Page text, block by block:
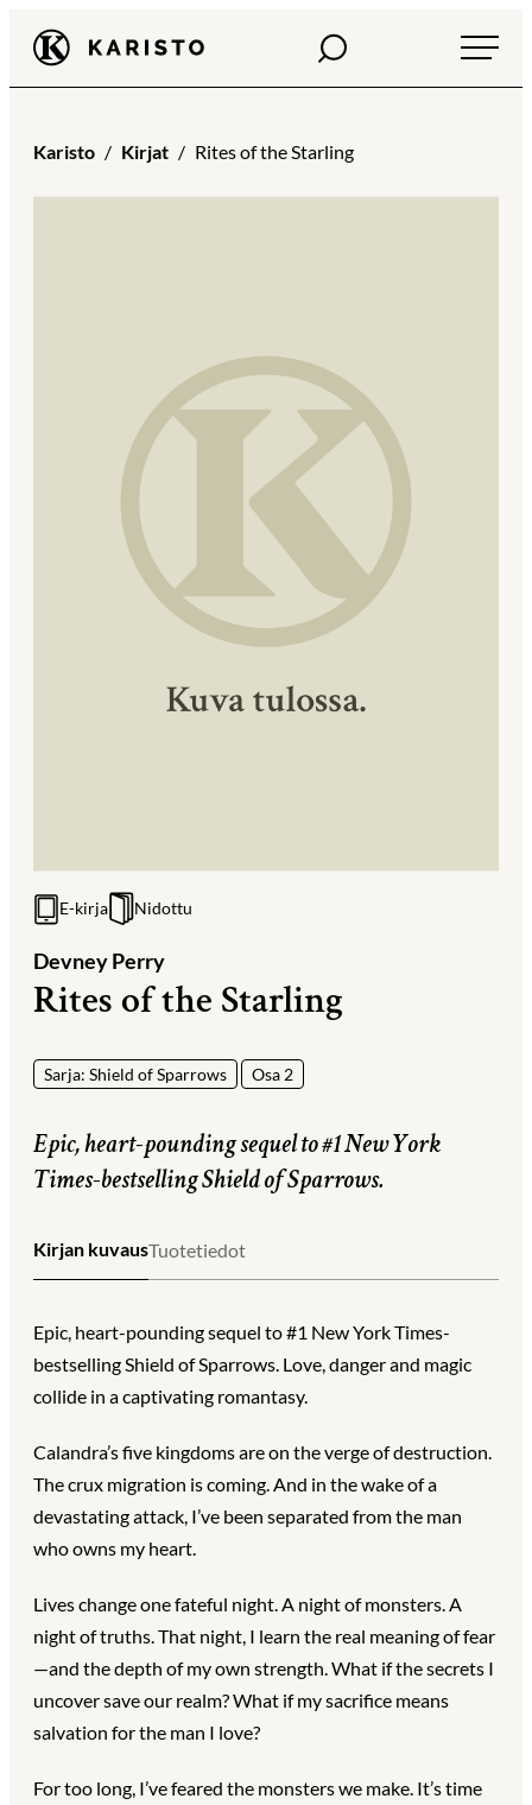
Siirry
suoraan
sisältöön
Karisto Haku
Karisto Kirjat Rites of the Starling
E-kirja Nidottu
Devney Perry
Rites of the Starling
Sarja: Shield of Sparrows Osa 2
Epic, heart-pounding sequel to #1 New York
Times-bestselling Shield of Sparrows.
Kirjan kuvausTuotetiedot
Epic, heart-pounding sequel to #1 New York Times-
bestselling Shield of Sparrows. Love, danger and magic
collide in a captivating romantasy.
Calandra’s five kingdoms are on the verge of destruction.
The crux migration is coming. And in the wake of a
devastating attack, I’ve been separated from the man
who owns my heart.
Lives change one fateful night. A night of monsters. A
night of truths. That night, I learn the real meaning of fear
—and the depth of my own strength. What if the secrets I
uncover save our realm? What if my sacrifice means
salvation for the man I love?
For too long, I’ve feared the monsters we make. It’s time